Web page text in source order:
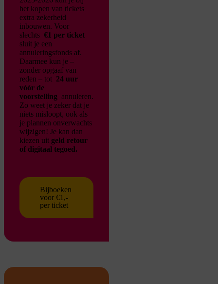
het kopen van tickets
extra zekerheid
inbouwen. Voor
slechts €1 per ticket
sluit je een
annuleringsfonds af.
Daarmee kun je –
zonder opgaaf van
reden – tot 24 uur
vóór de
voorstelling annuleren.
Zo weet je zeker dat je
niets misloopt, ook als
je plannen onverwachts
wijzigen! Je kan dan
kiezen uit geld retour
of digitaal tegoed.
Bijboeken
voor €1,-
per ticket